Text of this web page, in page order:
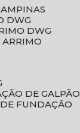
DWG
DWG
ARRIMO
DE GALPÃO
DE FUNDAÇÃO